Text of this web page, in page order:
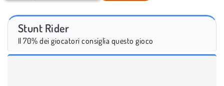
Stunt Rider
Il 70% dei giocatori consiglia questo gioco